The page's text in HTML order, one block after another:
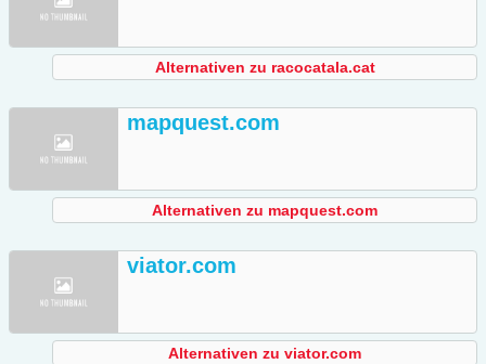
Alternativen zu racocatala.cat
mapquest.com
Alternativen zu mapquest.com
viator.com
Alternativen zu viator.com